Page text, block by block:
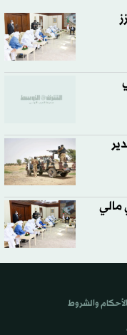
مالي
الأحكام والشروط